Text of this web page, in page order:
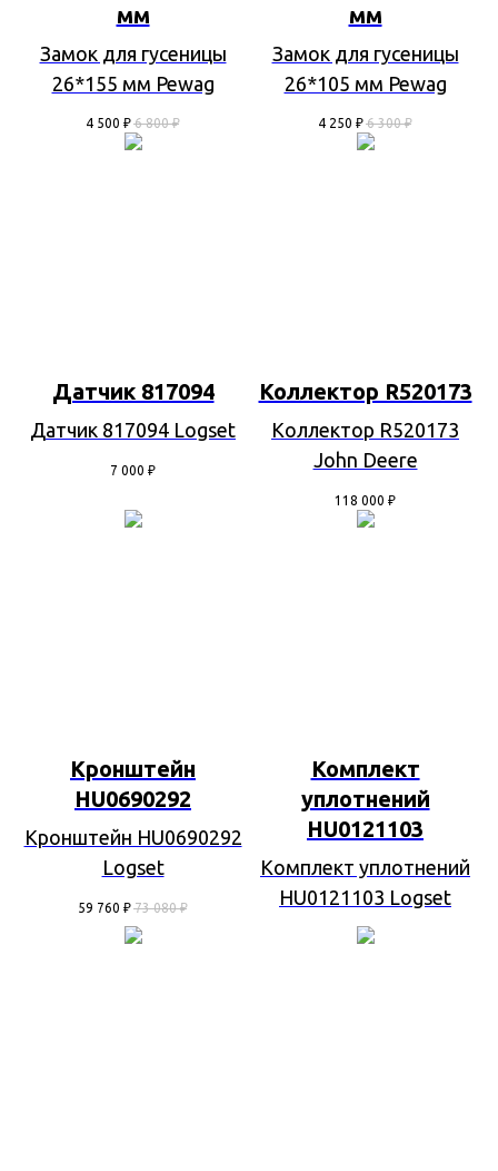
мм
Замок для гусеницы
26*155 мм Pewag
4 500 ₽ 6 800 ₽
мм
Замок для гусеницы
26*105 мм Pewag
4 250 ₽ 6 300 ₽
Датчик 817094
Датчик 817094 Logset
7 000 ₽
Коллектор R520173
Коллектор R520173
John Deere
118 000 ₽
Кронштейн
HU0690292
Кронштейн HU0690292
Logset
59 760 ₽ 73 080 ₽
Комплект
уплотнений
HU0121103
Комплект уплотнений
HU0121103 Logset